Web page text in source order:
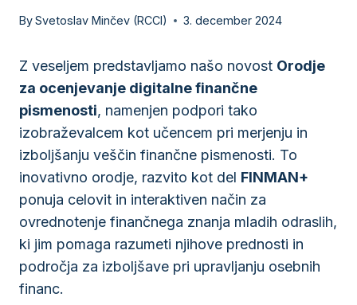
BySvetoslav Minčev (RCCI) 3. december 2024
Z veseljem predstavljamo našo novost Orodje
za ocenjevanje digitalne finančne
pismenosti, namenjen podpori tako
izobraževalcem kot učencem pri merjenju in
izboljšanju veščin finančne pismenosti. To
inovativno orodje, razvito kot del FINMAN+
ponuja celovit in interaktiven način za
ovrednotenje finančnega znanja mladih odraslih,
ki jim pomaga razumeti njihove prednosti in
področja za izboljšave pri upravljanju osebnih
financ.